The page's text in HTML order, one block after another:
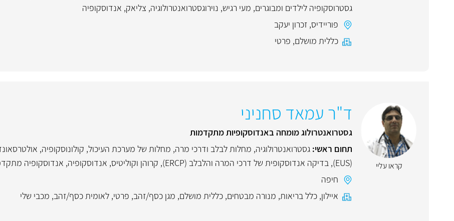
גסטרוסקופיה לילדים ומבוגרים, מעי רגיש, נוירוגסטרואנטרולוגיה, צליאק, אנדוסקופיה
פוריידיס, זכרון יעקב
כללית מושלם, פרטי
קראו עליי
ד"ר עמאד סחניני
גסטרואנטרולוג מומחה באנדוסקופיות מתקדמות
תחום ראשי: גסטרואנטרולוגיה, מחלות לבלב ודרכי מרה, מחלות של מערכת העיכול, קולונוסקופיה,
(EUS)
, בדיקה אנדוסקופית של דרכי המרה והלבלב (ERCP) , קרוהן וקוליטיס, אנדוסקופיה, אנדוסקופיה
חיפה
איילון, כלל בריאות, מנורה מבטחים, כללית מושלם, מגן כסף/זהב, פרטי, לאומית כסף/זהב, מכבי שלי